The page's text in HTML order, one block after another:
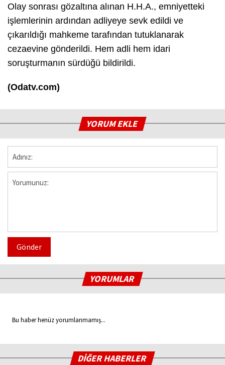
Olay sonrası gözaltına alınan H.H.A., emniyetteki
işlemlerinin ardından adliyeye sevk edildi ve
çıkarıldığı mahkeme tarafından tutuklanarak
cezaevine gönderildi. Hem adli hem idari
soruşturmanın sürdüğü bildirildi.
(Odatv.com)
YORUM EKLE
Gönder
YORUMLAR
Bu haber henüz yorumlanmamış...
DİĞER HABERLER